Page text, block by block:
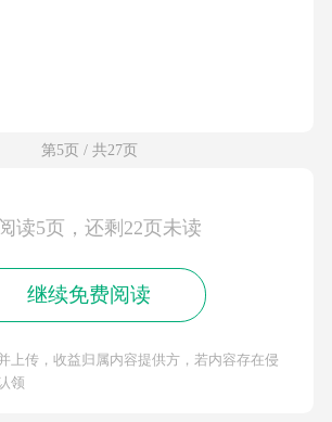
第5页 / 共27页
读5页，还剩22页未读
继续免费阅读
上传，收益归属内容提供方，若内容存在侵
领